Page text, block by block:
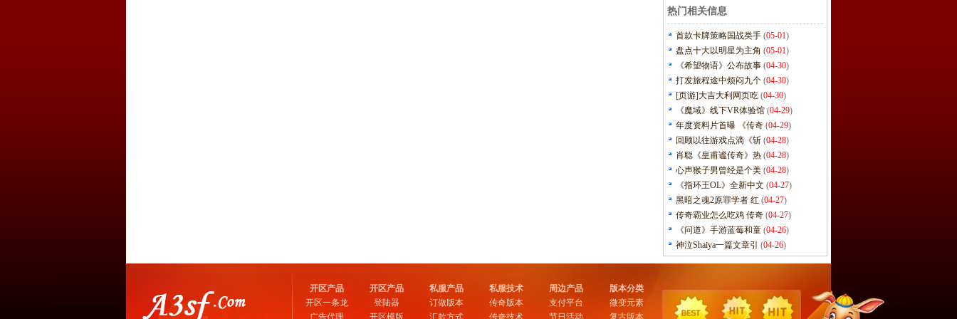
热门相关信息
首款卡牌策略国战类手 (05-01)
盘点十大以明星为主角 (05-01)
《希望物语》公布故事 (04-30)
打发旅程途中烦闷九个 (04-30)
[页游]大吉大利网页吃 (04-30)
《魔域》线下VR体验馆 (04-29)
年度资料片首曝 《传奇 (04-29)
回顾以往游戏点滴《斩 (04-28)
肖聪《皇甫谧传奇》热 (04-28)
心声猴子男曾经是个美 (04-28)
《指环王OL》全新中文 (04-27)
黑暗之魂2原罪学者 红 (04-27)
传奇霸业怎么吃鸡 传奇 (04-27)
《问道》手游蓝莓和童 (04-26)
神泣Shaiya一篇文章引
(04-26)
开区产品
开区一条龙
广告代理
开区产品
登陆器
开区模版
私服产品
订做版本
汇款方式
私服技术
传奇版本
传奇技术
周边产品
支付平台
节日活动
版本分类
微变元素
复古版本